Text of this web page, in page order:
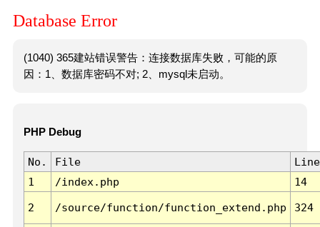
Database Error
(1040) 365建站错误警告：连接数据库失败，可能的原
因：1、数据库密码不对; 2、mysql未启动。
PHP Debug
No. File
Line
1
/index.php 14
2 /source/function/function_extend.php 324